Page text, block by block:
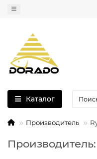
Каталог
Производитель